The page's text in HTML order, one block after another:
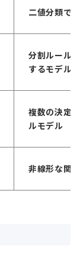
二値分類で
分割ルール
するモデル
複数の決定
ルモデル
非線形な関